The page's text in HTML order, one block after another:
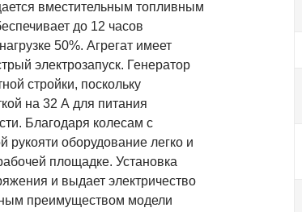
вместительным топливным
до 12 часов
50%. Агрегат имеет
электрозапуск. Генератор
стройки, поскольку
на 32 А для питания
Благодаря колесам с
рукояти оборудование легко и
площадке. Установка
и выдает электричество
преимуществом модели